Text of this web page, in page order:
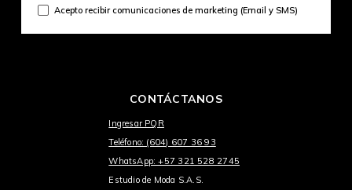
Acepto recibir comunicaciones de marketing (Email y SMS)
CONTÁCTANOS
Ingresar PQR
Teléfono: (604) 607 36 93
WhatsApp: +57 321 528 2745
Estudio de Moda S.A.S.